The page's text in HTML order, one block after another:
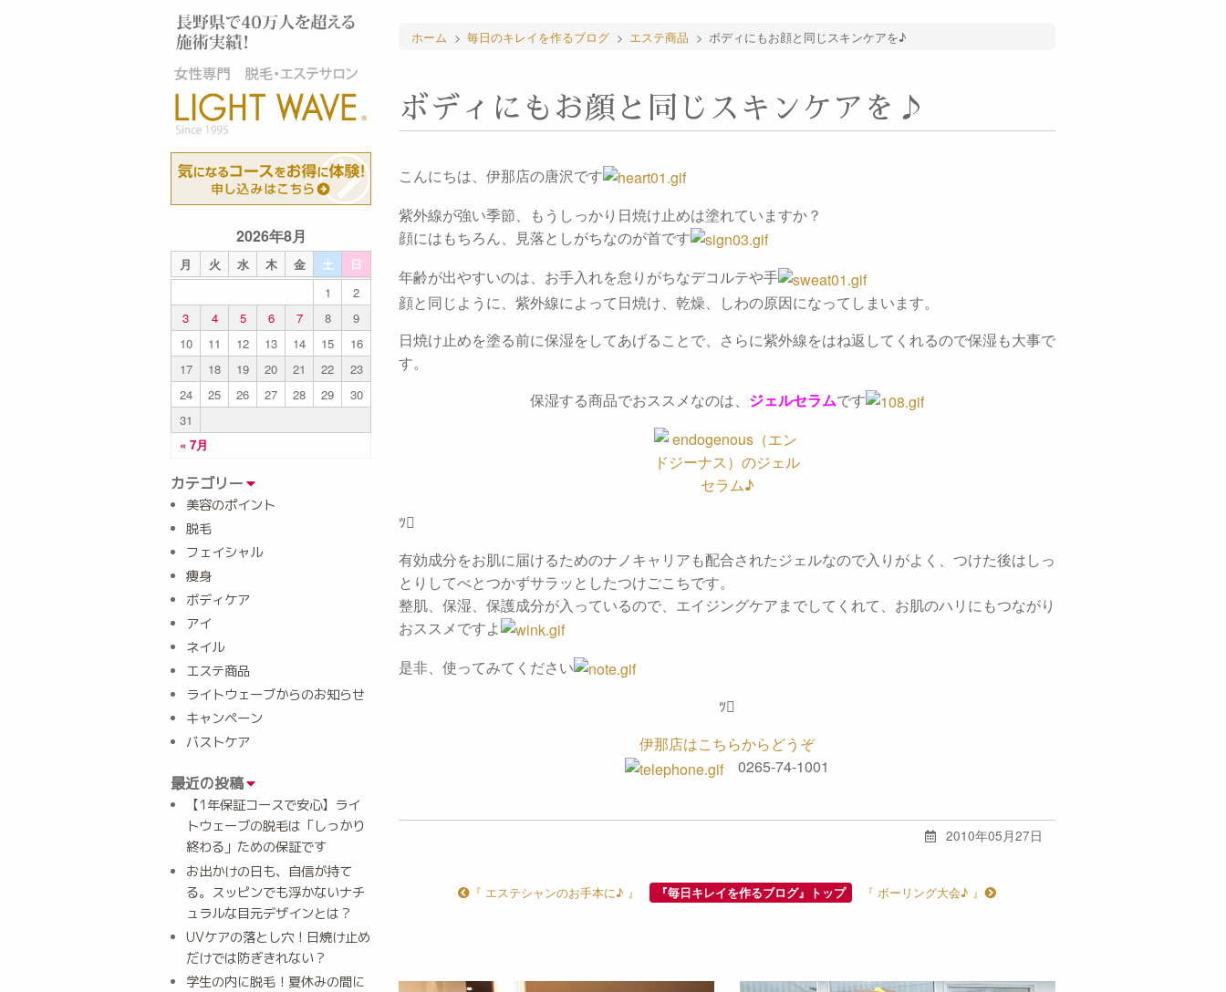
2026年8月
月 火 水 木 金 土 日
« 7月
1
2
3
4 5 6 7 8
9
10
11 12 13 14 15
16
17
18 19 20 21 22
23
24
25 26 27 28 29
30
31
カテゴリー
美容のポイント
脱毛
フェイシャル
痩身
ボディケア
アイ
ネイル
エステ商品
ライトウェーブからのお知らせ
キャンペーン
バストケア
最近の投稿
【1年保証コースで安心】ライ
トウェーブの脱毛は「しっかり
終わる」ための保証です
お出かけの日も、自信が持て
る。スッピンでも浮かないナチ
ュラルな目元デザインとは？
UVケアの落とし穴！日焼け止め
だけでは防ぎきれない？
学生の内に脱毛！夏休みの間に
ホーム > 毎日のキレイを作るブログ > エステ商品 > ボディにもお顔と同じスキンケアを♪
ボディにもお顔と同じスキンケアを♪
こんにちは、伊那店の唐沢です
紫外線が強い季節、もうしっかり日焼け止めは塗れていますか？
顔にはもちろん、見落としがちなのが首です
年齢が出やすいのは、お手入れを怠りがちなデコルテや手
顔と同じように、紫外線によって日焼け、乾燥、しわの原因になってしまいます。
日焼け止めを塗る前に保湿をしてあげることで、さらに紫外線をはね返してくれるので保湿も大事で
す。
保湿する商品でおススメなのは、 ジェルセラムです
ﾂ
有効成分をお肌に届けるためのナノキャリアも配合されたジェルなので入りがよく、つけた後はしっ
とりしてべとつかずサラッとしたつけごこちです。
整肌、保湿、保護成分が入っているので、エイジングケアまでしてくれて、お肌のハリにもつながり
おススメですよ
是非、使ってみてください
ﾂ
伊那店はこちらからどうぞ
0265-74-1001
2010年05月27日
『 エステシャンのお手本に♪ 』 『毎日キレイを作るブログ』トップ 『 ボーリング大会♪ 』